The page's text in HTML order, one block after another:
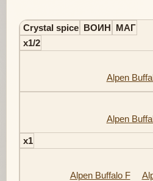
Crystal spice ВОИН МАГ
x1/2
Alpen
Alpen
x1
Alpen Buffalo F